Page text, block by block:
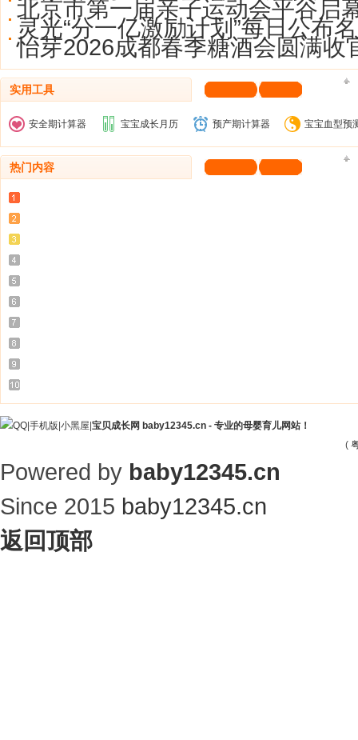
北京市第一届亲子运动会平谷启
灵光“分一亿激励计划”每日公布名
怡芽2026成都春季糖酒会圆满收
实用工具
安全期计算器 宝宝成长月历 预产期计算器 宝宝血型预
热门内容
手机版 小黑屋 宝贝成长网 baby12345.cn - 专业的母婴育儿网站！
(
Powered by baby12345.cn
Since 2015 baby12345.cn
返回顶部